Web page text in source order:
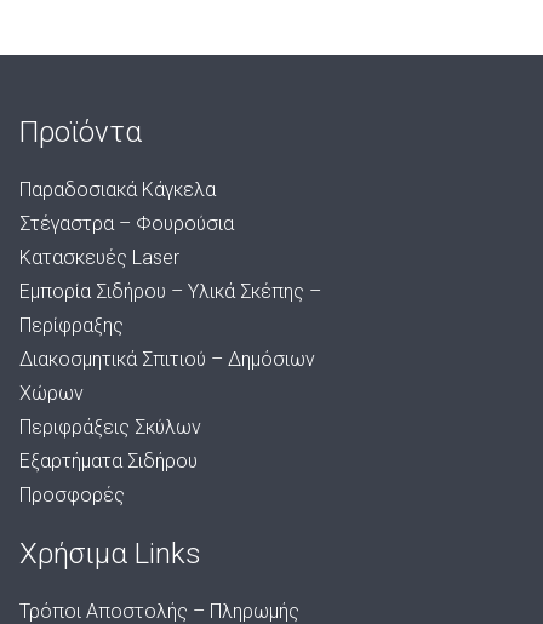
Προϊόντα
Παραδοσιακά Κάγκελα
Στέγαστρα – Φουρούσια
Κατασκευές Laser
Εμπορία Σιδήρου – Υλικά Σκέπης –
Περίφραξης
Διακοσμητικά Σπιτιού – Δημόσιων
Χώρων
Περιφράξεις Σκύλων
Εξαρτήματα Σιδήρου
Προσφορές
Χρήσιμα Links
Τρόποι Αποστολής – Πληρωμής